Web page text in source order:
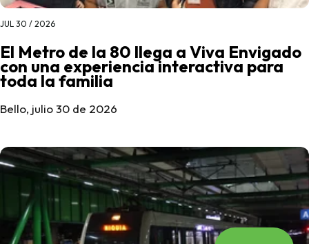
JUL 30 / 2026
El Metro de la 80 llega a Viva Envigado
con una experiencia interactiva para
toda la familia
Bello, julio 30 de 2026